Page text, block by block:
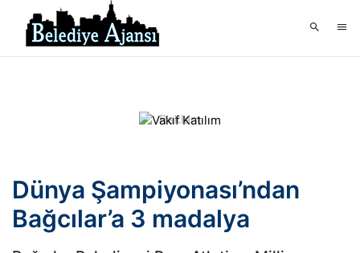
Dünya Şampiyonası’ndan
Bağcılar’a 3 madalya